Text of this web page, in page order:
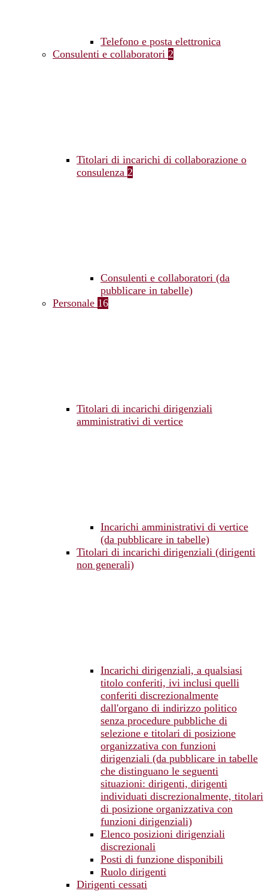
Telefono e posta elettronica
Consulenti e collaboratori 2
Titolari di incarichi di collaborazione o
consulenza 2
Consulenti e collaboratori (da
pubblicare in tabelle)
Personale 16
Titolari di incarichi dirigenziali
amministrativi di vertice
Incarichi amministrativi di vertice
(da pubblicare in tabelle)
Titolari di incarichi dirigenziali (dirigenti
non generali)
Incarichi dirigenziali, a qualsiasi
titolo conferiti, ivi inclusi quelli
conferiti discrezionalmente
dall'organo di indirizzo politico
senza procedure pubbliche di
selezione e titolari di posizione
organizzativa con funzioni
dirigenziali (da pubblicare in tabelle
che distinguano le seguenti
situazioni: dirigenti, dirigenti
individuati discrezionalmente, titolari
di posizione organizzativa con
funzioni dirigenziali)
Elenco posizioni dirigenziali
discrezionali
Posti di funzione disponibili
Ruolo dirigenti
Dirigenti cessati